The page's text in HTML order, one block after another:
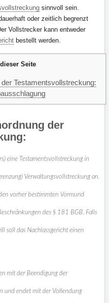
sinnvoll sein.
oder zeitlich begrenzt
Vollstrecker kann entweder
bestellt werden.
Seite
Testamentsvollstreckung:
der
eine Testamentsvollstreckung in
Verwaltungsvollstreckung an.
vorher bestimmten Vormund
des § 181 BGB. Falls
soll das Nachlassgericht einen
mit der Beendigung der
und endet mit der Vollendung